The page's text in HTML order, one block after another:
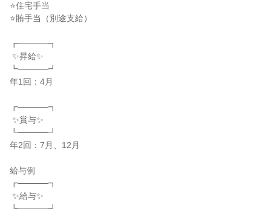
⭐住宅手当
⭐賄手当（別途支給）
┏─────┓
┗─────┛
年1回：4月
┏─────┓
┗─────┛
年2回：7月、12月
給与例
┏─────┓
┗─────┛